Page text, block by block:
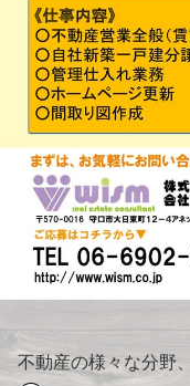
不動産の様々な分野